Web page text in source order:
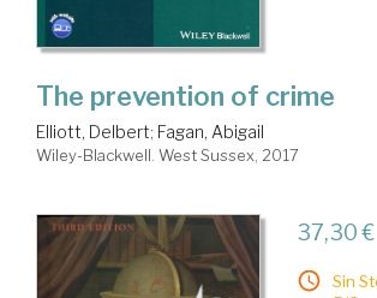
The prevention of crime
Elliott, Delbert; Fagan, Abigail
Wiley-Blackwell. West Sussex, 2017
37,30 €
Sin